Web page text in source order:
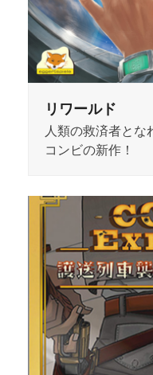
リワールド
人類の救済者とな
コンビの新作！